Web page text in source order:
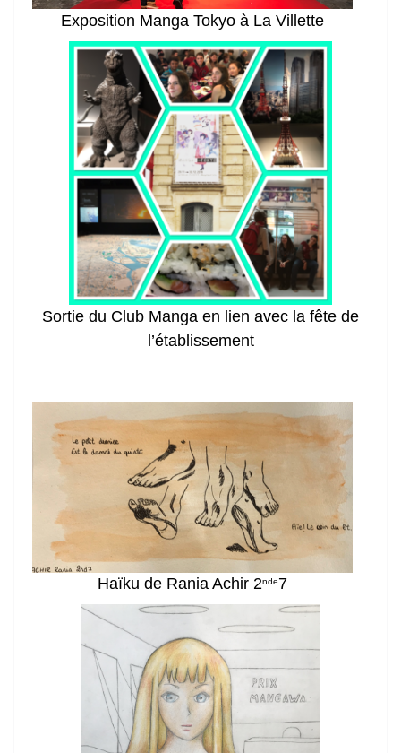
Exposition Manga Tokyo à La Villette
Sortie du Club Manga en lien avec la fête de
l’établissement
Haïku de Rania Achir 2nde7